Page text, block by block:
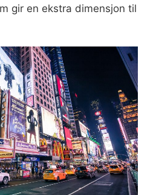
gir en ekstra dimensjon til